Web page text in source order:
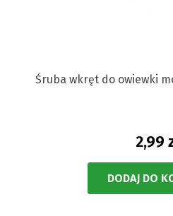
Śruba wkręt do owiewki
2,99
DODAJ DO